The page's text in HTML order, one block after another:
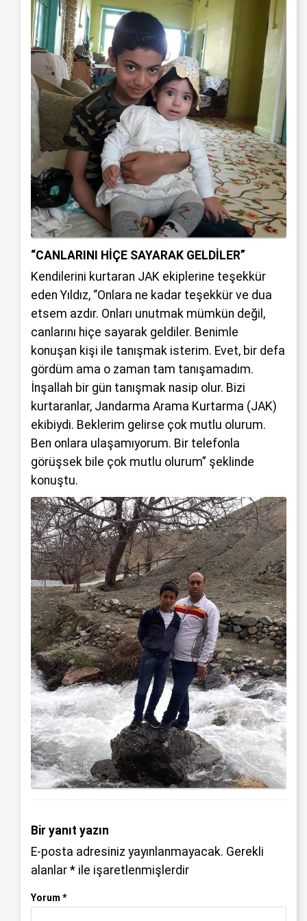
“CANLARINI HİÇE SAYARAK GELDİLER”
Kendilerini kurtaran JAK ekiplerine teşekkür
eden Yıldız, “Onlara ne kadar teşekkür ve dua
etsem azdır. Onları unutmak mümkün değil,
canlarını hiçe sayarak geldiler. Benimle
konuşan kişi ile tanışmak isterim. Evet, bir defa
gördüm ama o zaman tam tanışamadım.
İnşallah bir gün tanışmak nasip olur. Bizi
kurtaranlar, Jandarma Arama Kurtarma (JAK)
ekibiydi. Beklerim gelirse çok mutlu olurum.
Ben onlara ulaşamıyorum. Bir telefonla
görüşsek bile çok mutlu olurum” şeklinde
konuştu.
Bir yanıt yazın
E-posta adresiniz yayınlanmayacak. Gerekli
alanlar * ile işaretlenmişlerdir
Yorum *